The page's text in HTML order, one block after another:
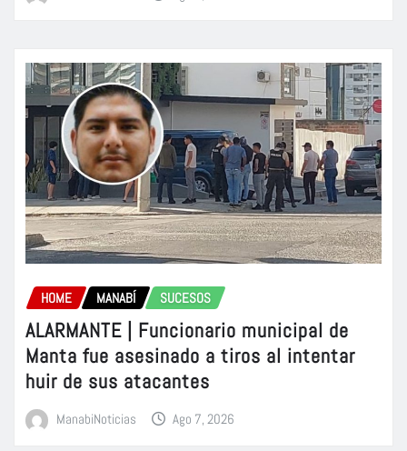
HOME MANABÍ SUCESOS
ALARMANTE | Funcionario municipal de
Manta fue asesinado a tiros al intentar
huir de sus atacantes
ManabiNoticias Ago 7, 2026